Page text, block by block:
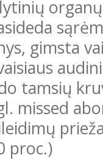
gimsta
tamsių
missed
proc.)